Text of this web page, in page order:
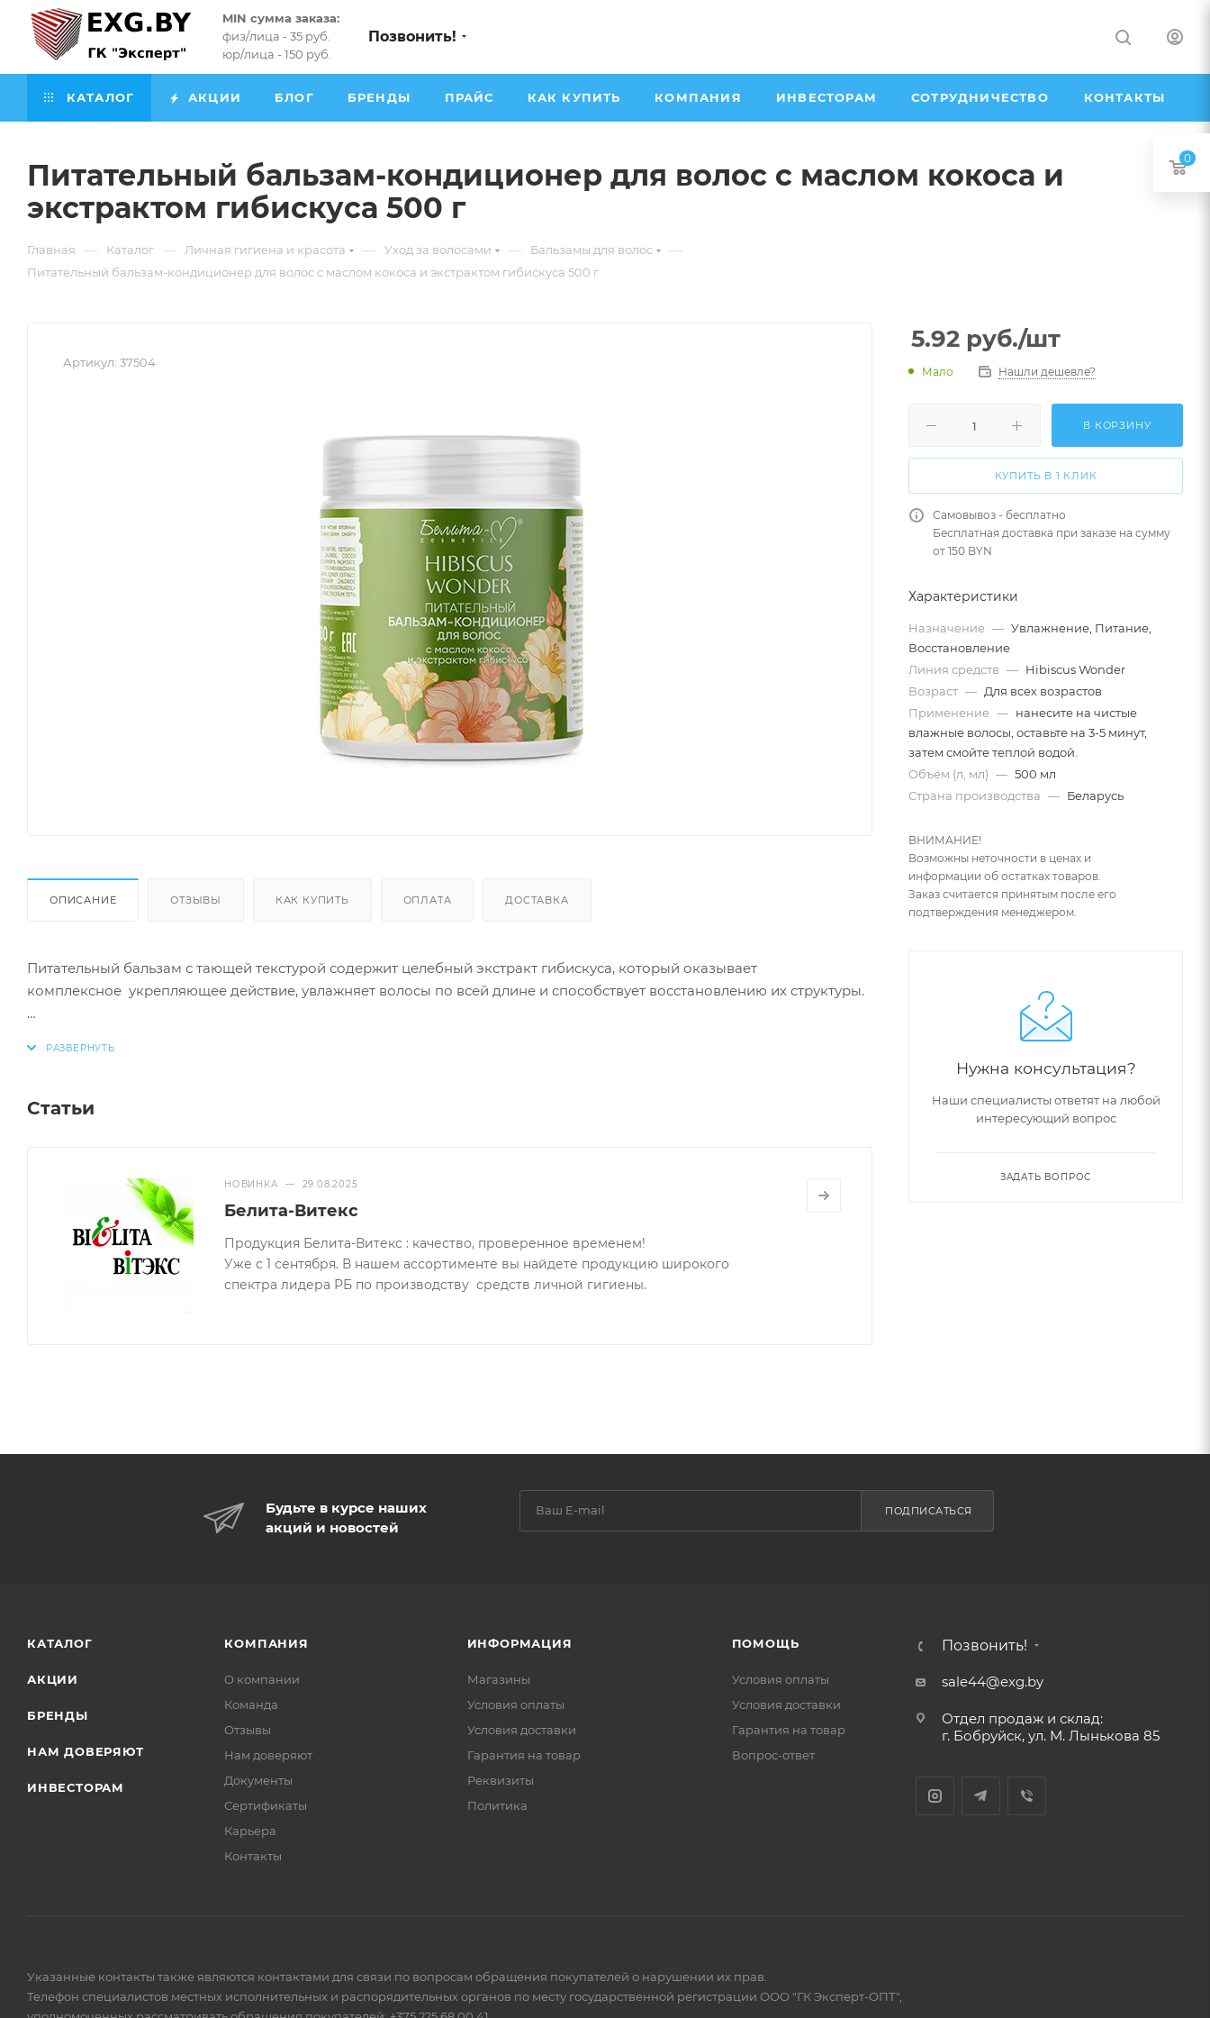
MIN сумма заказа:
физ/лица - 35 руб.
юр/лица - 150 руб.
Позвонить!
КАТАЛОГ АКЦИИ БЛОГ БРЕНДЫ ПРАЙС КАК КУПИТЬ КОМПАНИЯ ИНВЕСТОРАМ СОТРУДНИЧЕСТВО КОНТАКТЫ
Питательный бальзам-кондиционер для волос с маслом кокоса и
экстрактом гибискуса 500 г
Главная — Каталог — Личная гигиена и красота — Уход за волосами — Бальзамы для волос —
Питательный бальзам-кондиционер для волос с маслом кокоса и экстрактом гибискуса 500 г
Артикул: 37504
ОПИСАНИЕ ОТЗЫВЫ КАК КУПИТЬ ОПЛАТА ДОСТАВКА
Питательный бальзам с тающей текстурой содержит целебный экстракт гибискуса, который оказывает
комплексное укрепляющее действие, увлажняет волосы по всей длине и способствует восстановлению их структуры.
Кондиционирующие компоненты придают объем и улучшают расчесывание волос.
Статьи
НОВИНКА — 29.08.2025
Белита-Витекс
Продукция Белита-Витекс : качество, проверенное временем!
Уже с 1 сентября. В нашем ассортименте вы найдете продукцию широкого
спектра лидера РБ по производству средств личной гигиены.
5.92 руб./шт
Мало Нашли дешевле?
В КОРЗИНУ
КУПИТЬ В 1 КЛИК
Самовывоз - бесплатно
Бесплатная доставка при заказе на сумму
от 150 BYN
Характеристики
Назначение — Увлажнение, Питание,
Восстановление
Линия средств — Hibiscus Wonder
Возраст — Для всех возрастов
Применение — нанесите на чистые
влажные волосы, оставьте на 3-5 минут,
затем смойте теплой водой.
Объём (л, мл) — 500 мл
Страна производства — Беларусь
ВНИМАНИЕ!
Возможны неточности в ценах и
информации об остатках товаров.
Заказ считается принятым после его
подтверждения менеджером.
Нужна консультация?
Наши специалисты ответят на любой
интересующий вопрос
ЗАДАТЬ ВОПРОС
Будьте в курсе наших
акций и новостей
ПОДПИСАТЬСЯ
КАТАЛОГ
АКЦИИ
БРЕНДЫ
НАМ ДОВЕРЯЮТ
ИНВЕСТОРАМ
КОМПАНИЯ
О компании
Команда
Отзывы
Нам доверяют
Документы
Сертификаты
Карьера
Контакты
ИНФОРМАЦИЯ
Магазины
Условия оплаты
Условия доставки
Гарантия на товар
Реквизиты
Политика
ПОМОЩЬ
Условия оплаты
Условия доставки
Гарантия на товар
Вопрос-ответ
Позвонить!
sale44@exg.by
Отдел продаж и склад:
г. Бобруйск, ул. М. Лынькова 85
Указанные контакты также являются контактами для связи по вопросам обращения покупателей о нарушении их прав.
Телефон специалистов местных исполнительных и распорядительных органов по месту государственной регистрации ООО "ГК Эксперт-ОПТ",
0